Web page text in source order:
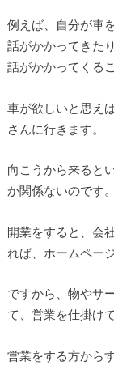
例えば、自分が車
話がかかってきた
話がかかってくる
車が欲しいと思え
さんに行きます。
向こうから来ると
か関係ないのです。
開業をすると、会
れば、ホームペー
ですから、物やサ
て、営業を仕掛け
営業をする方から